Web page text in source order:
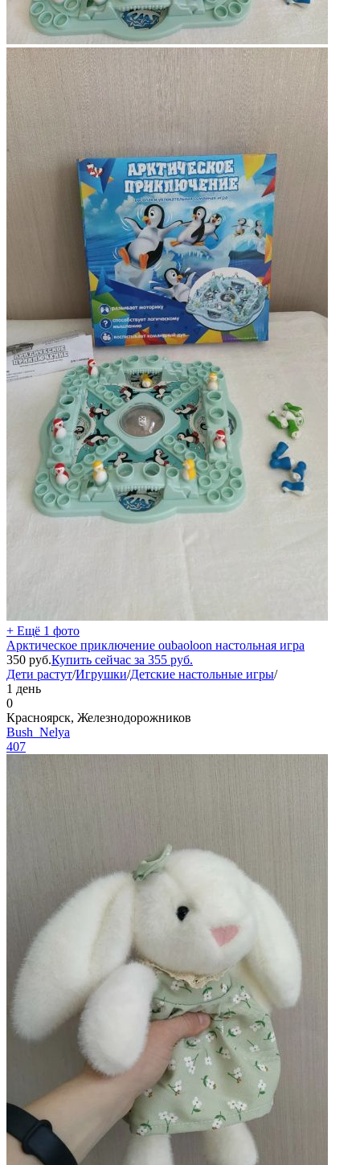
+ Ещё 1 фото
Арктическое приключение oubaoloon настольная игра
350 руб.Купить сейчас за 355 руб.
Дети растут/Игрушки/Детские настольные игры/
1 день
0
Красноярск, Железнодорожников
Bush_Nelya
407